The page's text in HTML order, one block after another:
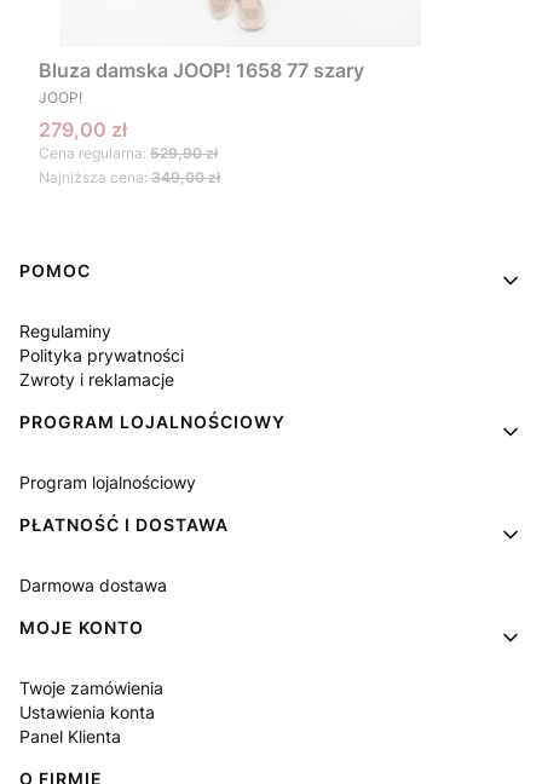
Bluza damska JOOP! 1658 77 szary
PRODUCENT
JOOP!
Cena promocyjna
279,00 zł
Cena regularna: 529,90 zł
Najniższa cena: 349,00 zł
Linki w stopce
POMOC
Regulaminy
Polityka prywatności
Zwroty i reklamacje
PROGRAM LOJALNOŚCIOWY
Program lojalnościowy
PŁATNOŚĆ I DOSTAWA
Darmowa dostawa
MOJE KONTO
Twoje zamówienia
Ustawienia konta
Panel Klienta
O FIRMIE